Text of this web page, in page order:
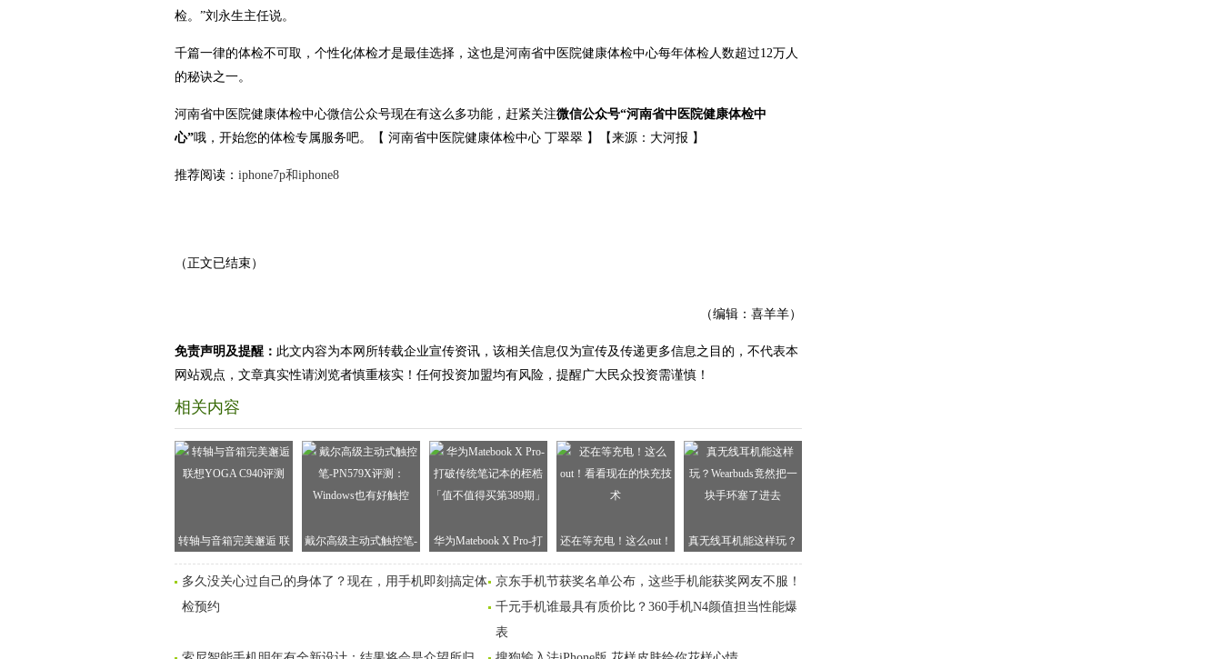
检。”刘永生主任说。
千篇一律的体检不可取，个性化体检才是最佳选择，这也是河南省中医院健康体检中心每年体检人数超过12万人
的秘诀之一。
河南省中医院健康体检中心微信公众号现在有这么多功能，赶紧关注微信公众号“河南省中医院健康体检中
心”哦，开始您的体检专属服务吧。【 河南省中医院健康体检中心 丁翠翠 】【来源：大河报 】
推荐阅读： iphone7p和iphone8
（正文已结束）
（编辑：喜羊羊）
免责声明及提醒： 此文内容为本网所转载企业宣传资讯，该相关信息仅为宣传及传递更多信息之目的，不代表本
网站观点，文章真实性请浏览者慎重核实！任何投资加盟均有风险，提醒广大民众投资需谨慎！
相关内容
转轴与音箱完美邂逅 联
想YOGA C940评测
戴尔高级主动式触控笔-
PN579X评测：Windows
也有好触控
华为Matebook X Pro-打
破传统笔记本的桎梏
「值不值得买第389期」
还在等充电！这么out！
看看现在的快充技术
真无线耳机能这样玩？​
Wearbuds竟然把一块手
环塞了进去
多久没关心过自己的身体了？现在，用手机即刻搞定体
检预约
京东手机节获奖名单公布，这些手机能获奖网友不服！
千元手机谁最具有质价比？360手机N4颜值担当性能爆
表